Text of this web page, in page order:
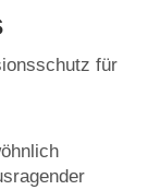
für